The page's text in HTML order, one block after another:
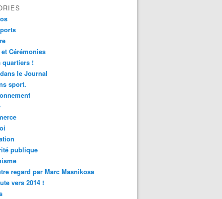
Cérémonies
quartiers !
le Journal
sport.
publique
regard par Marc Masnikosa
vers 2014 !